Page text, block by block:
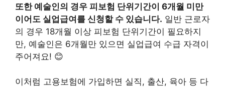
또한 예술인의 경우 피보험 단위기간이 6개월 미만
이어도 실업급여를 신청할 수 있습니다. 일반 근로자
의 경우 18개월 이상 피보험 단위기간이 필요하지
만, 예술인은 6개월만 있으면 실업급여 수급 자격이
주어져요! 😊
이처럼 고용보험에 가입하면 실직, 출산, 육아 등 다